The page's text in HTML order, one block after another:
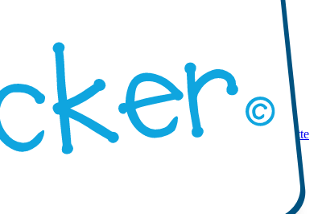
Mini etichette adesiveEtichette adesive mono-colore Etichette